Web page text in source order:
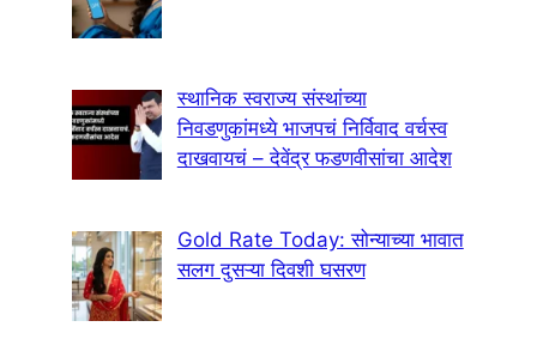
स्थानिक स्वराज्य संस्थांच्या
निवडणुकांमध्ये भाजपचं निर्विवाद वर्चस्व
दाखवायचं – देवेंद्र फडणवीसांचा आदेश
Gold Rate Today: सोन्याच्या भावात
सलग दुसऱ्या दिवशी घसरण